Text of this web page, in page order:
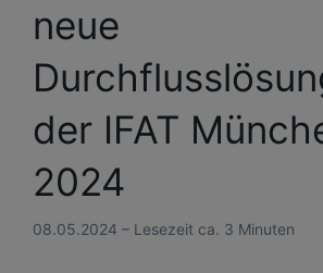
neue
der IFAT
2024
08.05.2024 – Lesezeit ca. 3 Minuten